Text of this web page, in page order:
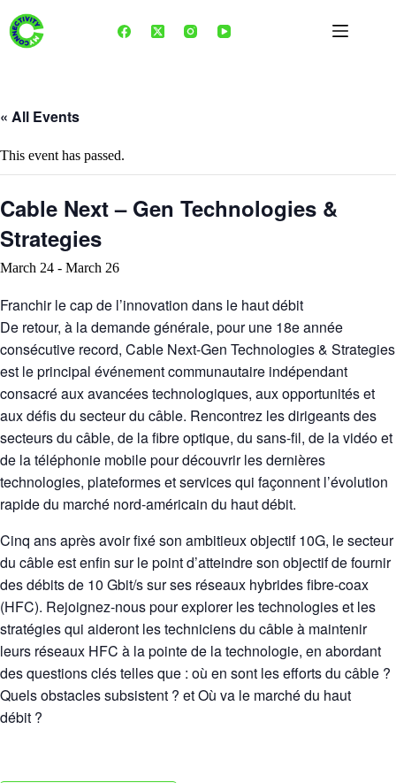
content
« All Events
This event has passed.
Cable Next – Gen Technologies &
Strategies
March 24 - March 26
Franchir le cap de l’innovation dans le haut débit
De retour, à la demande générale, pour une 18e année
consécutive record, Cable Next-Gen Technologies & Strategies
est le principal événement communautaire indépendant
consacré aux avancées technologiques, aux opportunités et
aux défis du secteur du câble. Rencontrez les dirigeants des
secteurs du câble, de la fibre optique, du sans-fil, de la vidéo et
de la téléphonie mobile pour découvrir les dernières
technologies, plateformes et services qui façonnent l’évolution
rapide du marché nord-américain du haut débit.
Cinq ans après avoir fixé son ambitieux objectif 10G, le secteur
du câble est enfin sur le point d’atteindre son objectif de fournir
des débits de 10 Gbit/s sur ses réseaux hybrides fibre-coax
(HFC). Rejoignez-nous pour explorer les technologies et les
stratégies qui aideront les techniciens du câble à maintenir
leurs réseaux HFC à la pointe de la technologie, en abordant
des questions clés telles que : où en sont les efforts du câble ?
Quels obstacles subsistent ? et Où va le marché du haut
débit ?